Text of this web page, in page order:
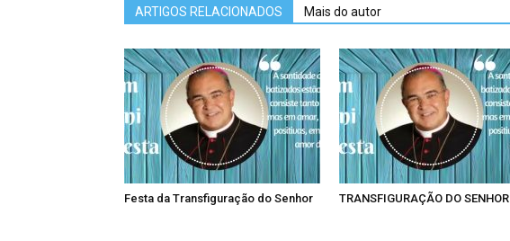
ARTIGOS RELACIONADOS Mais do autor
Festa da Transfiguração do Senhor TRANSFIGURAÇÃO DO SENHOR